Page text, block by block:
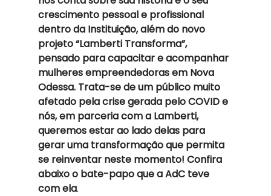
crescimento pessoal e profissional
dentro da Instituição, além do novo
projeto “Lamberti Transforma”,
pensado para capacitar e acompanhar
mulheres empreendedoras em Nova
Odessa. Trata-se de um público muito
afetado pela crise gerada pelo COVID e
nós, em parceria com a Lamberti,
queremos estar ao lado delas para
gerar uma transformação que permita
se reinventar neste momento! Confira
abaixo o bate-papo que a AdC teve
com ela.